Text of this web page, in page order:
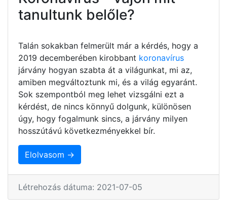
tanultunk belőle?
Talán sokakban felmerült már a kérdés, hogy a
2019 decemberében kirobbant koronavírus
járvány hogyan szabta át a világunkat, mi az,
amiben megváltoztunk mi, és a világ egyaránt.
Sok szempontból meg lehet vizsgálni ezt a
kérdést, de nincs könnyű dolgunk, különösen
úgy, hogy fogalmunk sincs, a járvány milyen
hosszútávú következményekkel bír.
Elolvasom →
Létrehozás dátuma: 2021-07-05